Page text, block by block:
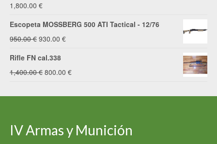
1,800.00 €
Escopeta MOSSBERG 500 ATI Tactical - 12/76
950.00€ El
precio
950.00 €.
930.00 €El
930.00 €.
Rifle FN cal.338
1,400.00€ El
1,400.00 €.
800.00 €El
800.00 €.
IV Armas y Munición